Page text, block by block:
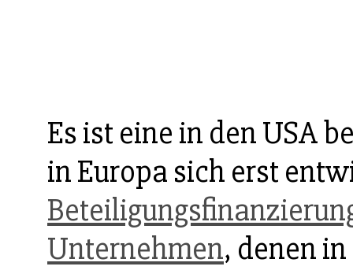
Es ist eine in den USA
in Europa sich erst
Unternehmen, denen